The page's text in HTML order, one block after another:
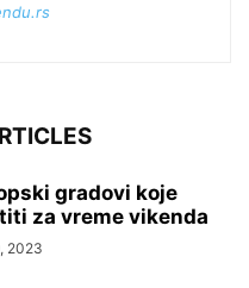
gradovi koje
za vreme vikenda
2023